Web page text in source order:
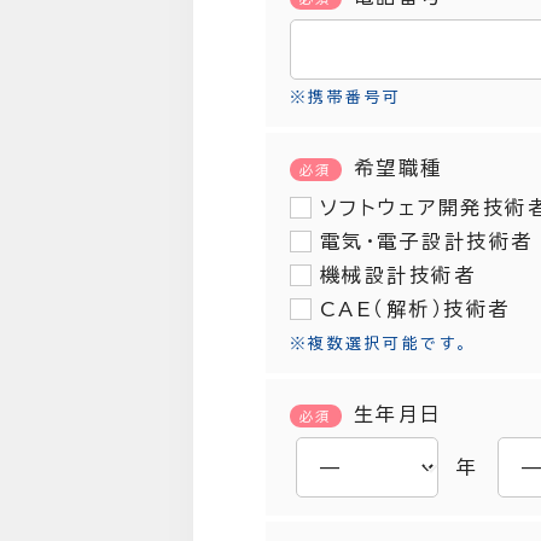
※携帯番号可
必須 希望職種
ソフトウェア開発技術
電気・電子設計技術者
機械設計技術者
CAE（解析）技術者
※複数選択可能です。
必須 生年月日
年